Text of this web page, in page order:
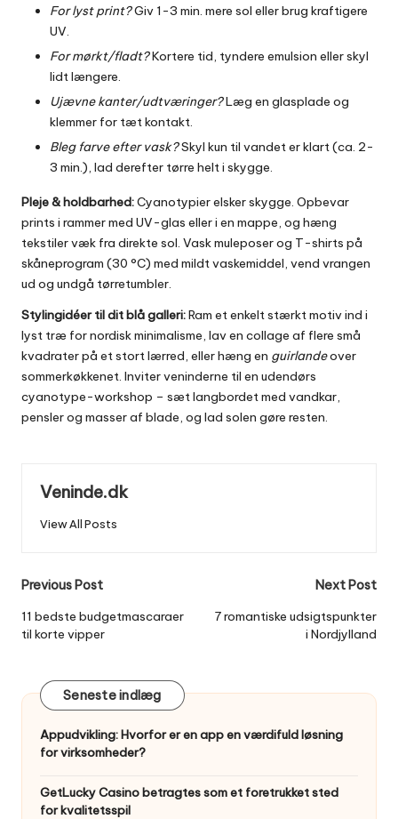
For lyst print?Giv 1-3 min. mere sol eller brug kraftigere
UV.
For mørkt/fladt?Kortere tid, tyndere emulsion eller skyl
lidt længere.
Ujævne kanter/udtværinger?Læg en glasplade og
klemmer for tæt kontakt.
Bleg farve efter vask?Skyl kun til vandet er klart (ca. 2-
3 min.), lad derefter tørre helt i skygge.
Pleje & holdbarhed:Cyanotypier elsker skygge. Opbevar
prints i rammer med UV-glas eller i en mappe, og hæng
tekstiler væk fra direkte sol. Vask muleposer og T-shirts på
skåneprogram (30 °C) med mildt vaskemiddel, vend vrangen
ud og undgå tørretumbler.
Stylingidéer til dit blå galleri:Ram et enkelt stærkt motiv ind i
lyst træ for nordisk minimalisme, lav en collage af flere små
kvadrater på et stort lærred, eller hæng en guirlandeover
sommerkøkkenet. Inviter veninderne til en udendørs
cyanotype-workshop – sæt langbordet med vandkar,
pensler og masser af blade, og lad solen gøre resten.
Veninde.dk
View All Posts
Post
navigation
Previous Post
11 bedste budgetmascaraer
til korte vipper
Next Post
7 romantiske udsigtspunkter
i Nordjylland
Seneste indlæg
Appudvikling: Hvorfor er en app en værdifuld løsning
for virksomheder?
GetLucky Casino betragtes som et foretrukket sted
for kvalitetsspil